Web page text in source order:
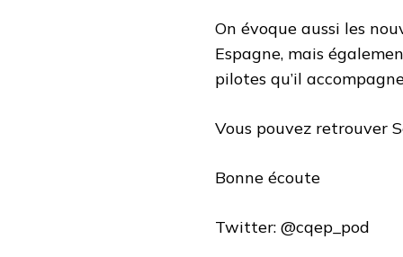
On évoque aussi les
Espagne, mais
pilotes qu’il
Vous pouvez retrouver
Bonne écoute
Twitter: @cqep_pod